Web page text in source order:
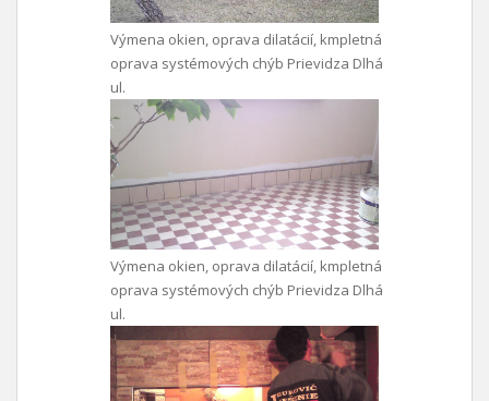
Výmena okien, oprava dilatácií, kmpletná
oprava systémových chýb Prievidza Dlhá
ul.
Výmena okien, oprava dilatácií, kmpletná
oprava systémových chýb Prievidza Dlhá
ul.